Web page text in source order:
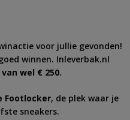
voor jullie gevonden!
winnen. Inleverbak.nl
wel € 250.
Footlocker, de plek waar je
sneakers.